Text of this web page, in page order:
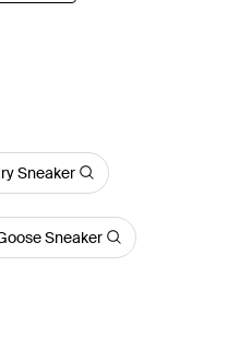
Sneaker
Sneaker